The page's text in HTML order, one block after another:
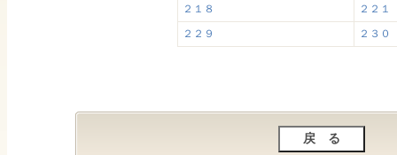
２１８
２２１
２２９
２３０